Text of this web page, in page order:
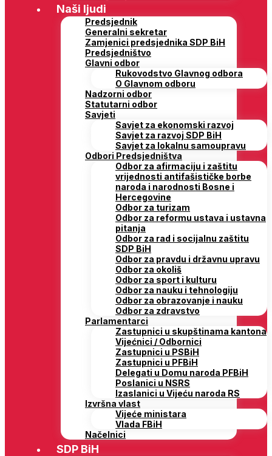
Naši ljudi
Predsjednik
Generalni sekretar
Zamjenici predsjednika SDP BiH
Predsjedništvo
Glavni odbor
Rukovodstvo Glavnog odbora
O Glavnom odboru
Nadzorni odbor
Statutarni odbor
Savjeti
Savjet za ekonomski razvoj
Savjet za razvoj SDP BiH
Savjet za lokalnu samoupravu
Odbori Predsjedništva
Odbor za afirmaciju i zaštitu
vrijednosti antifašističke borbe
naroda i narodnosti Bosne i
Hercegovine
Odbor za turizam
Odbor za reformu ustava i ustavna
pitanja
Odbor za rad i socijalnu zaštitu
SDP BiH
Odbor za pravdu i državnu upravu
Odbor za okoliš
Odbor za sport i kulturu
Odbor za nauku i tehnologiju
Odbor za obrazovanje i nauku
Odbor za zdravstvo
Parlamentarci
Zastupnici u skupštinama kantona
Vijećnici / Odbornici
Zastupnici u PSBiH
Zastupnici u PFBiH
Delegati u Domu naroda PFBiH
Poslanici u NSRS
Izaslanici u Vijeću naroda RS
Izvršna vlast
Vijeće ministara
Vlada FBiH
Načelnici
SDP BiH